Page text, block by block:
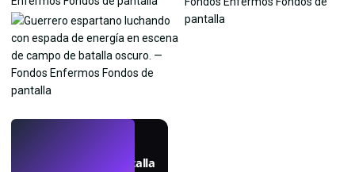
Crea fondos de pantalla